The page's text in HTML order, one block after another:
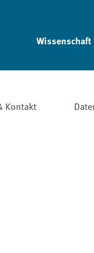
Wissenschaft
Kontakt